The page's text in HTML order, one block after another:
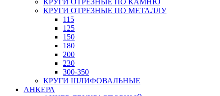
КРУГИ ОТРЕЗНЫЕ ПО КАМНЮ
КРУГИ ОТРЕЗНЫЕ ПО МЕТАЛЛУ
115
125
150
180
200
230
300-350
КРУГИ ШЛИФОВАЛЬНЫЕ
АНКЕРА